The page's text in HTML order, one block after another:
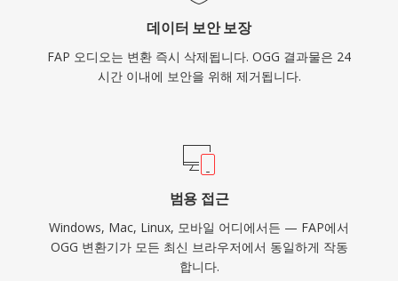
데이터 보안 보장
FAP 오디오는 변환 즉시 삭제됩니다. OGG 결과물은 24
시간 이내에 보안을 위해 제거됩니다.
범용 접근
Windows, Mac, Linux, 모바일 어디에서든 — FAP에서
OGG 변환기가 모든 최신 브라우저에서 동일하게 작동
합니다.